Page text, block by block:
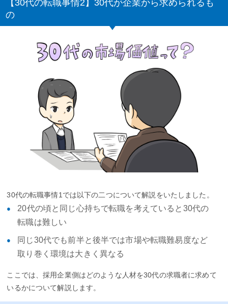
【30代の転職事情2】30代が企業から求められるも
の
30代の転職事情1では以下の二つについて解説をいたしました。
20代の頃と同じ心持ちで転職を考えていると30代の
転職は難しい
同じ30代でも前半と後半では市場や転職難易度など
取り巻く環境は大きく異なる
ここでは、採用企業側はどのような人材を30代の求職者に求めて
いるかについて解説します。